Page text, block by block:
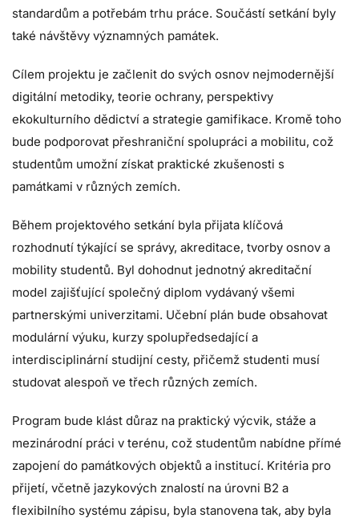
standardům a potřebám trhu práce. Součástí setkání byly
také návštěvy významných památek.
Cílem projektu je začlenit do svých osnov nejmodernější
digitální metodiky, teorie ochrany, perspektivy
ekokulturního dědictví a strategie gamifikace. Kromě toho
bude podporovat přeshraniční spolupráci a mobilitu, což
studentům umožní získat praktické zkušenosti s
památkami v různých zemích.
Během projektového setkání byla přijata klíčová
rozhodnutí týkající se správy, akreditace, tvorby osnov a
mobility studentů. Byl dohodnut jednotný akreditační
model zajišťující společný diplom vydávaný všemi
partnerskými univerzitami. Učební plán bude obsahovat
modulární výuku, kurzy spolupředsedající a
interdisciplinární studijní cesty, přičemž studenti musí
studovat alespoň ve třech různých zemích.
Program bude klást důraz na praktický výcvik, stáže a
mezinárodní práci v terénu, což studentům nabídne přímé
zapojení do památkových objektů a institucí. Kritéria pro
přijetí, včetně jazykových znalostí na úrovni B2 a
flexibilního systému zápisu, byla stanovena tak, aby byla